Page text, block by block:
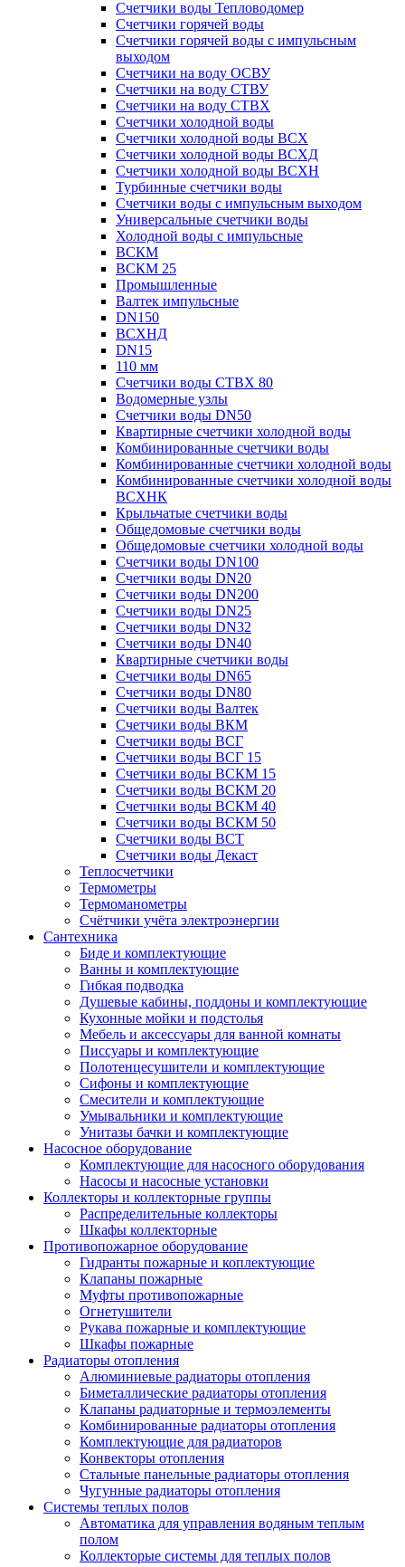
Счетчики воды Тепловодомер
Счетчики горячей воды
Счетчики горячей воды с импульсным
выходом
Счетчики на воду ОСВУ
Счетчики на воду СТВУ
Счетчики на воду СТВХ
Счетчики холодной воды
Счетчики холодной воды ВСХ
Счетчики холодной воды ВСХД
Счетчики холодной воды ВСХН
Турбинные счетчики воды
Счетчики воды с импульсным выходом
Универсальные счетчики воды
Холодной воды с импульсные
ВСКМ
ВСКМ 25
Промышленные
Валтек импульсные
DN150
ВСХНД
DN15
110 мм
Счетчики воды СТВХ 80
Водомерные узлы
Счетчики воды DN50
Квартирные счетчики холодной воды
Комбинированные счетчики воды
Комбинированные счетчики холодной воды
Комбинированные счетчики холодной воды
ВСХНК
Крыльчатые счетчики воды
Общедомовые счетчики воды
Общедомовые счетчики холодной воды
Счетчики воды DN100
Счетчики воды DN20
Счетчики воды DN200
Счетчики воды DN25
Счетчики воды DN32
Счетчики воды DN40
Квартирные счетчики воды
Счетчики воды DN65
Счетчики воды DN80
Счетчики воды Валтек
Счетчики воды ВКМ
Счетчики воды ВСГ
Счетчики воды ВСГ 15
Счетчики воды ВСКМ 15
Счетчики воды ВСКМ 20
Счетчики воды ВСКМ 40
Счетчики воды ВСКМ 50
Счетчики воды ВСТ
Счетчики воды Декаст
Теплосчетчики
Термометры
Термоманометры
Счётчики учёта электроэнергии
Сантехника
Биде и комплектующие
Ванны и комплектующие
Гибкая подводка
Душевые кабины, поддоны и комплектующие
Кухонные мойки и подстолья
Мебель и аксессуары для ванной комнаты
Писсуары и комплектующие
Полотенцесушители и комплектующие
Сифоны и комплектующие
Смесители и комплектующие
Умывальники и комплектующие
Унитазы бачки и комплектующие
Насосное оборудование
Комплектующие для насосного оборудования
Насосы и насосные установки
Коллекторы и коллекторные группы
Распределительные коллекторы
Шкафы коллекторные
Противопожарное оборудование
Гидранты пожарные и коплектующие
Клапаны пожарные
Муфты противопожарные
Огнетушители
Рукава пожарные и комплектующие
Шкафы пожарные
Радиаторы отопления
Алюминиевые радиаторы отопления
Биметаллические радиаторы отопления
Клапаны радиаторные и термоэлементы
Комбинированные радиаторы отопления
Комплектующие для радиаторов
Конвекторы отопления
Стальные панельные радиаторы отопления
Чугунные радиаторы отопления
Системы теплых полов
Автоматика для управления водяным теплым
полом
Коллекторые системы для теплых полов